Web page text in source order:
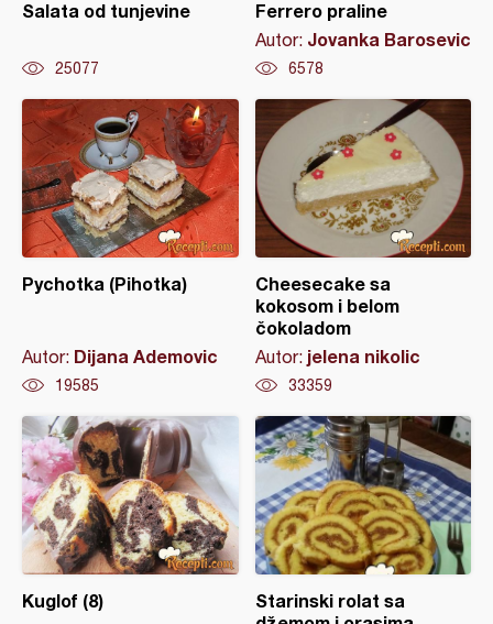
Salata od tunjevine
25077
Ferrero praline
Autor: Jovanka Barosevic
6578
Pychotka (Pihotka)
Autor: Dijana Ademovic
19585
Cheesecake sa
kokosom i belom
čokoladom
Autor: jelena nikolic
33359
Kuglof (8)
Starinski rolat sa